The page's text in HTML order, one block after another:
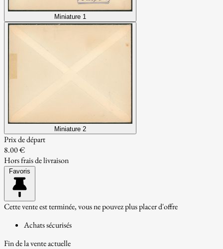
Miniature 1
Miniature 2
Prix de départ
8.00 €
Hors frais de livraison
Favoris
Cette vente est terminée, vous ne pouvez plus placer d'offre
Achats sécurisés
Fin de la vente actuelle